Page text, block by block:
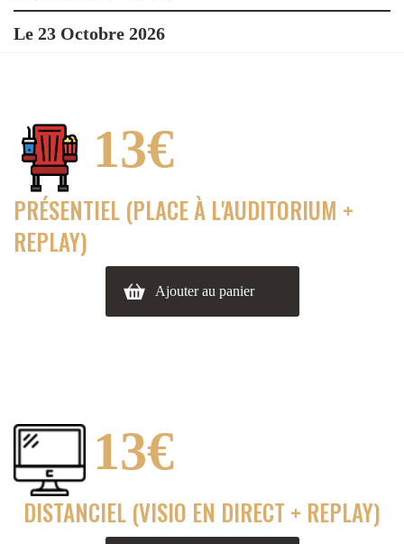
Le 23 Octobre 2026
13€
PRÉSENTIEL (PLACE À L'AUDITORIUM +
REPLAY)
Ajouter au panier
13€
DISTANCIEL (VISIO EN DIRECT + REPLAY)